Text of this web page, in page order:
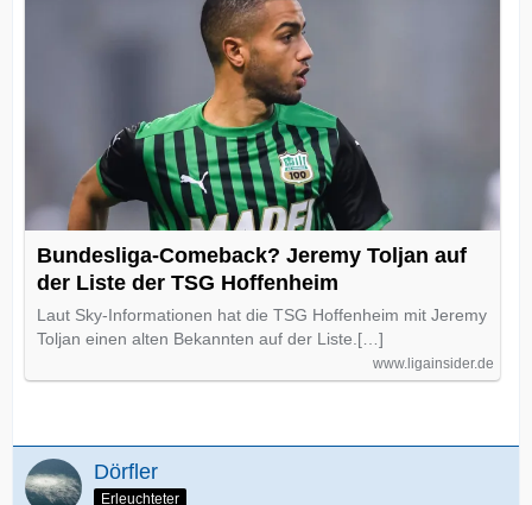
Bundesliga-Comeback? Jeremy Toljan auf
der Liste der TSG Hoffenheim
Laut Sky-Informationen hat die TSG Hoffenheim mit Jeremy
Toljan einen alten Bekannten auf der Liste.[…]
www.ligainsider.de
Dörfler
Erleuchteter